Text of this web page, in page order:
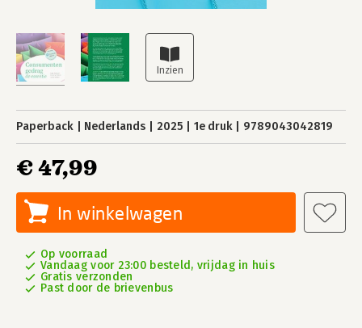
Paperback Nederlands 2025 1e druk 9789043042819
€ 47,99
In winkelwagen
Op voorraad
Vandaag voor 23:00 besteld, vrijdag in huis
Gratis verzonden
Past door de brievenbus